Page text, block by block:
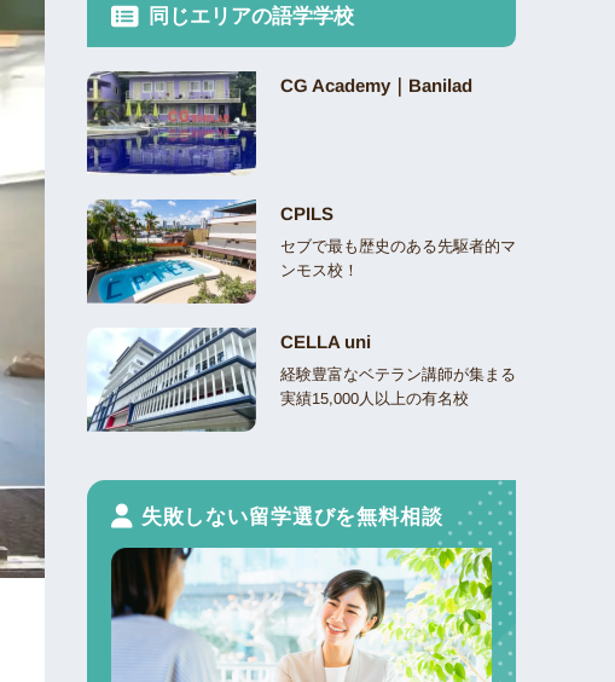
同じエリアの語学学校
CG Academy｜Banilad
CPILS
セブで最も歴史のある先駆者的マ
ンモス校！
CELLA uni
経験豊富なベテラン講師が集まる
実績15,000人以上の有名校
失敗しない留学選びを無料相談